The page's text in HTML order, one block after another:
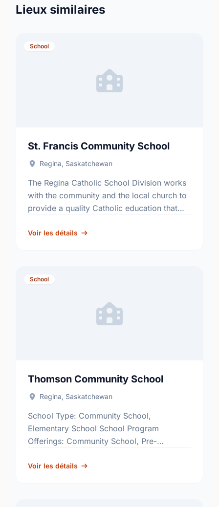
Lieux similaires
School
St. Francis Community School
Regina, Saskatchewan
The Regina Catholic School Division works
with the community and the local church to
provide a quality Catholic education that
development of informed, responsible
Voir les détails
School
Thomson Community School
Regina, Saskatchewan
School Type: Community School,
Elementary School School Program
Offerings: Community School, Pre-
http://www.rbe.sk.ca/schools/thomson-
Voir les détails